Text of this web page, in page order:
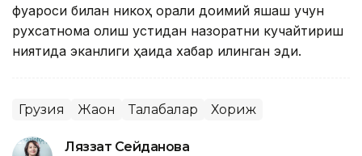
фуқароси билан никоҳ орқали доимий яшаш учун
рухсатнома олиш устидан назоратни кучайтириш
ниятида эканлиги ҳақида хабар қилинган эди.
Грузия Жаҳон Талабалар Хориж
Ляззат Сейданова